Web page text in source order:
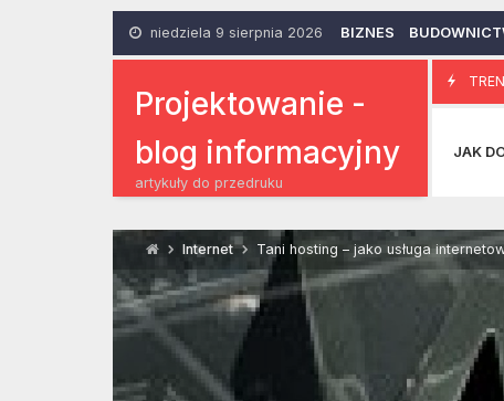
niedziela 9 sierpnia 2026 BIZNES
Projektowanie -
blog informacyjny
artykuły do przedruku
Zaprojektuj
JAK
Internet Tani hosting – jako usługa